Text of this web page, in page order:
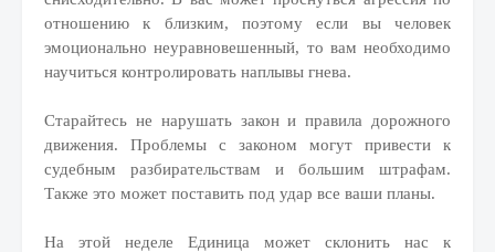
отношению к близким, поэтому если вы человек
эмоционально неуравновешенный, то вам необходимо
научиться контролировать наплывы гнева.
Старайтесь не нарушать закон и правила дорожного
движения. Проблемы с законом могут привести к
судебным разбирательствам и большим штрафам.
Также это может поставить под удар все ваши планы.
На этой неделе Единица может склонить нас к